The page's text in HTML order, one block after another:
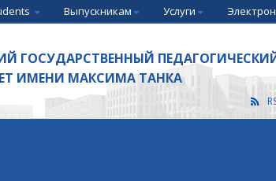
Выпускникам Услуги
ГОСУДАРСТВЕННЫЙ
ИМЕНИ МАКСИМА ТАНКА